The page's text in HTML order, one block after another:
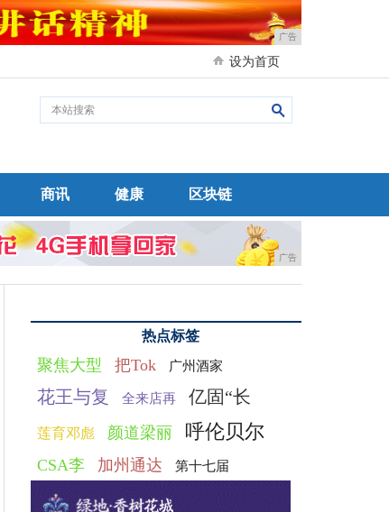
广告
设为首页
商讯 健康 区块链
广告
热点标签
聚焦大型 把Tok 广州酒家
花王与复 全来店再 亿固“长
莲育邓彪 颜道梁丽 呼伦贝尔
CSA李 加州通达 第十七届